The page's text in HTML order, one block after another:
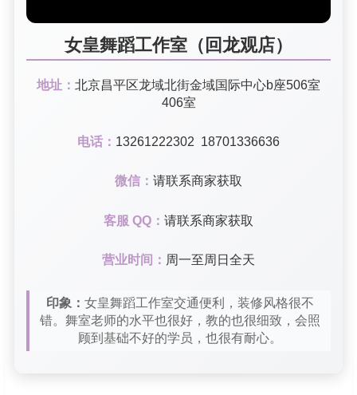
女皇舞蹈工作室（回龙观店）
地址： 北京昌平区龙域北街金域国际中心b座506室
406室
电话： 13261222302 18701336636
微信： 请联系商家获取
客服 QQ： 请联系商家获取
营业时间： 周一至周日全天
印象： 女皇舞蹈工作室交通便利，装修风格很不
错。舞室老师的水平也很好，教的也很细致，会照
顾到基础不好的学员，也很有耐心。